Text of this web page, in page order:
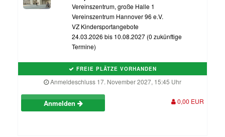
Vereinszentrum, große Halle 1
Vereinszentrum Hannover 96 e.V.
VZ Kindersportangebote
24.03.2026 bis 10.08.2027 (0 zukünftige
Termine)
FREIE PLÄTZE VORHANDEN
Anmeldeschluss 17. November 2027, 15:45 Uhr
Anmelden 0,00 EUR